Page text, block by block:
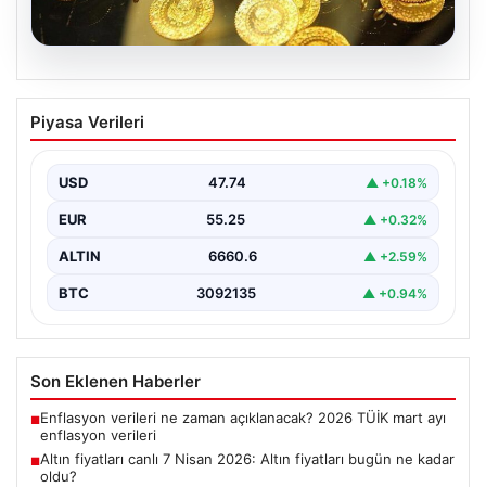
06.08.2026
Altın fiyatları canlı 7 Nisan 2026: Altın
fiyatları bugün ne kadar oldu?
"content": "Altın piyasası, uluslararası…
Piyasa Verileri
USD 47.74 ▲ +0.18%
EUR 55.25 ▲ +0.32%
ALTIN 6660.6 ▲ +2.59%
BTC 3092135 ▲ +0.94%
Son Eklenen Haberler
■Enflasyon verileri ne zaman açıklanacak? 2026 TÜİK mart ayı
enflasyon verileri
■Altın fiyatları canlı 7 Nisan 2026: Altın fiyatları bugün ne kadar
oldu?